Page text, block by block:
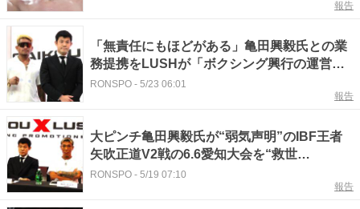
報告
「無責任にもほどがある」亀田興毅氏との業
務提携をLUSHが「ボクシング興行の運営主
体に資さない」解消し撤退発表も6.6愛知大会
はABEMA配信でほぼ全カード開催決定…25
RONSPO - 5/23 06:01
報告
大ピンチ亀田興毅氏が“弱気声明”のIBF王者
矢吹正道V2戦の6.6愛知大会を“救世
主”ABEMAが急転配信方向で開催可能性浮
上…中止の亀田京之介WBA暫定世界戦復活の
RONSPO - 5/19 07:10
報告